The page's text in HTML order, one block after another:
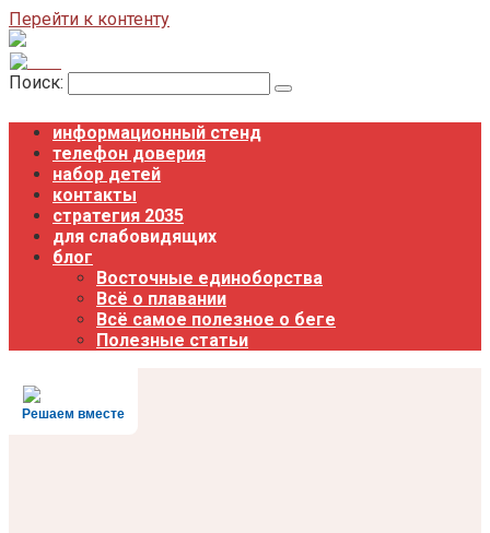
Перейти к контенту
Поиск:
информационный стенд
телефон доверия
набор детей
контакты
стратегия 2035
для слабовидящих
блог
Восточные единоборства
Всё о плавании
Всё самое полезное о беге
Полезные статьи
Решаем вместе